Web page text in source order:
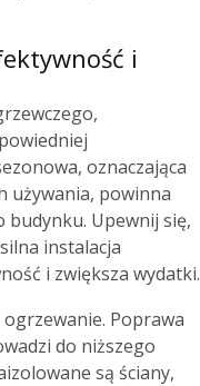
i
oznaczająca
używania, powinna
Upewnij się,
instalacja
i zwiększa wydatki.
Poprawa
do niższego
są ściany,